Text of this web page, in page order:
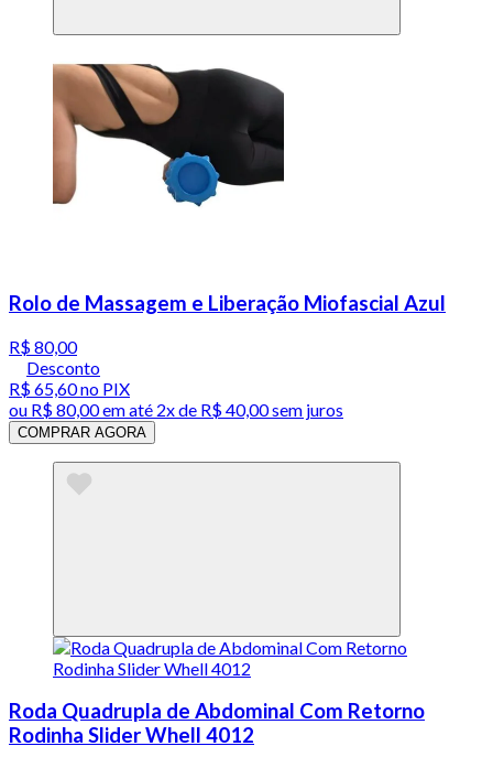
Rolo de Massagem e Liberação Miofascial Azul
R$ 80,00
Desconto
R$ 65,60no PIX
ou R$ 80,00em até 2x de R$ 40,00 sem juros
COMPRAR AGORA
Roda Quadrupla de Abdominal Com Retorno
Rodinha Slider Whell 4012